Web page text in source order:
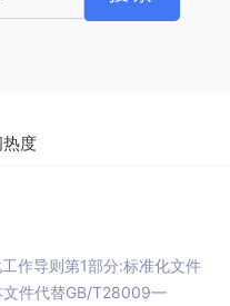
度
作导则第1部分:标准化文件
文件代替GB/T28009—